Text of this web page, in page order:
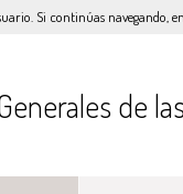
Si continúas navegando,
de